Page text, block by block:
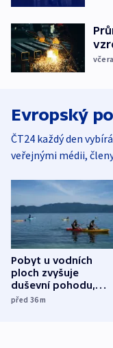
včera
Evropský
ČT24 každý den
veřejnými médii,
Pobyt u vodních
ploch zvyšuje
duševní pohodu,
ukázala
před 36m